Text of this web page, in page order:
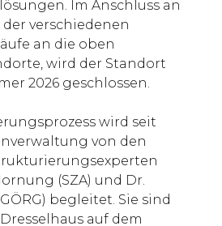
Im Anschluss an
verschiedenen
an die oben
wird der Standort
2026 geschlossen.
wird seit
von den
(SZA) und Dr.
begleitet. Sie sind
auf dem